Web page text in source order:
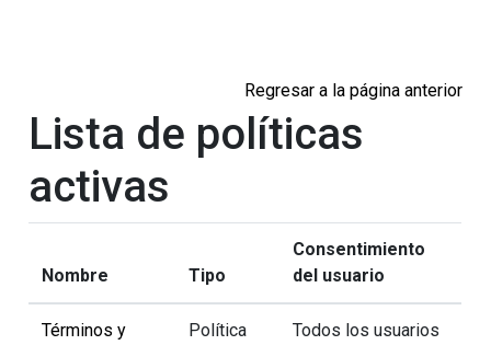
Regresar a la página anterior
Lista de políticas
activas
Nombre Tipo
Consentimiento
del usuario
Términos y
Política
Todos los usuarios